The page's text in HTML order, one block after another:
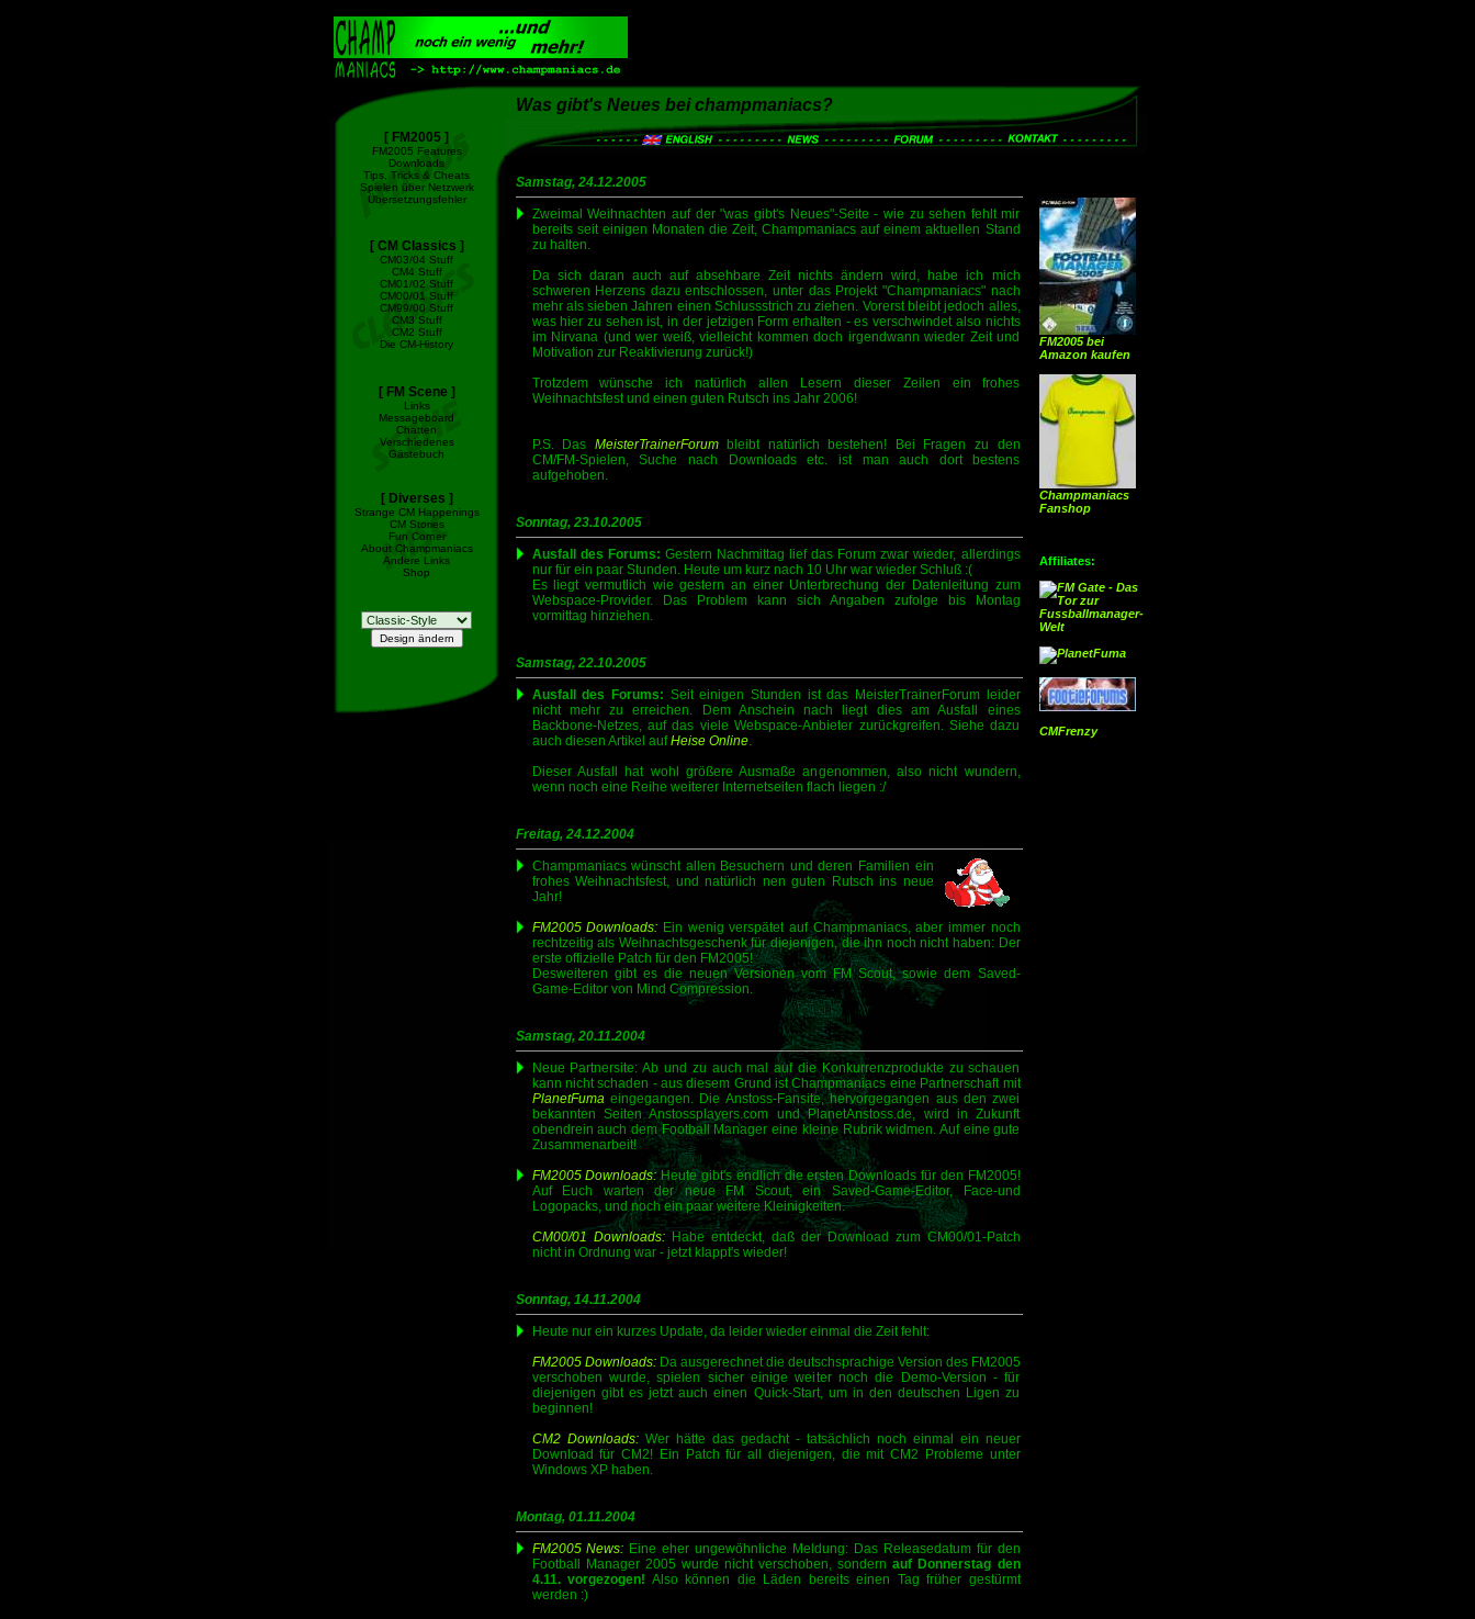
[ FM2005 ]
FM2005 Features
Downloads
Tips, Tricks & Cheats
Spielen über Netzwerk
Übersetzungsfehler
[ CM Classics ]
CM03/04 Stuff
CM4 Stuff
CM01/02 Stuff
CM00/01 Stuff
CM99/00 Stuff
CM3 Stuff
CM2 Stuff
Die CM-History
[ FM Scene ]
Links
Messageboard
Chatten
Verschiedenes
Gästebuch
[ Diverses ]
Strange CM Happenings
CM Stories
Fun Corner
About Champmaniacs
Andere Links
Shop
Was gibt's Neues bei champmaniacs?
Samstag, 24.12.2005
Zweimal Weihnachten auf der "was gibt's Neues"-Seite - wie zu sehen fehlt mir
bereits seit einigen Monaten die Zeit, Champmaniacs auf einem aktuellen Stand
zu halten.
Da sich daran auch auf absehbare Zeit nichts ändern wird, habe ich mich
schweren Herzens dazu entschlossen, unter das Projekt "Champmaniacs" nach
mehr als sieben Jahren einen Schlussstrich zu ziehen. Vorerst bleibt jedoch alles,
was hier zu sehen ist, in der jetzigen Form erhalten - es verschwindet also nichts
im Nirvana (und wer weiß, vielleicht kommen doch irgendwann wieder Zeit und
Motivation zur Reaktivierung zurück!)
Trotzdem wünsche ich natürlich allen Lesern dieser Zeilen ein frohes
Weihnachtsfest und einen guten Rutsch ins Jahr 2006!
P.S. Das MeisterTrainerForumbleibt natürlich bestehen! Bei Fragen zu den
CM/FM-Spielen, Suche nach Downloads etc. ist man auch dort bestens
aufgehoben.
Sonntag, 23.10.2005
Ausfall des Forums: Gestern Nachmittag lief das Forum zwar wieder, allerdings
nur für ein paar Stunden. Heute um kurz nach 10 Uhr war wieder Schluß :(
Es liegt vermutlich wie gestern an einer Unterbrechung der Datenleitung zum
Webspace-Provider. Das Problem kann sich Angaben zufolge bis Montag
vormittag hinziehen.
Samstag, 22.10.2005
Ausfall des Forums: Seit einigen Stunden ist das MeisterTrainerForum leider
nicht mehr zu erreichen. Dem Anschein nach liegt dies am Ausfall eines
Backbone-Netzes, auf das viele Webspace-Anbieter zurückgreifen. Siehe dazu
auch diesen Artikel aufHeise Online.
Dieser Ausfall hat wohl größere Ausmaße angenommen, also nicht wundern,
wenn noch eine Reihe weiterer Internetseiten flach liegen :/
Freitag, 24.12.2004
Champmaniacs wünscht allen Besuchern und deren Familien ein
frohes Weihnachtsfest, und natürlich nen guten Rutsch ins neue
Jahr!
FM2005 Downloads: Ein wenig verspätet auf Champmaniacs, aber immer noch
rechtzeitig als Weihnachtsgeschenk für diejenigen, die ihn noch nicht haben: Der
erste offizielle Patch für den FM2005!
Desweiteren gibt es die neuen Versionen vom FM Scout, sowie dem Saved-
Game-Editor von Mind Compression.
Samstag, 20.11.2004
Neue Partnersite: Ab und zu auch mal auf die Konkurrenzprodukte zu schauen
kann nicht schaden - aus diesem Grund ist Champmaniacs eine Partnerschaft mit
PlanetFumaeingegangen. Die Anstoss-Fansite, hervorgegangen aus den zwei
bekannten Seiten Anstossplayers.com und PlanetAnstoss.de, wird in Zukunft
obendrein auch dem Football Manager eine kleine Rubrik widmen. Auf eine gute
Zusammenarbeit!
FM2005 Downloads:Heute gibt's endlich die ersten Downloads für den FM2005!
Auf Euch warten der neue FM Scout, ein Saved-Game-Editor, Face-und
Logopacks, und noch ein paar weitere Kleinigkeiten.
CM00/01 Downloads:Habe entdeckt, daß der Download zum CM00/01-Patch
nicht in Ordnung war - jetzt klappt's wieder!
Sonntag, 14.11.2004
Heute nur ein kurzes Update, da leider wieder einmal die Zeit fehlt:
FM2005 Downloads:Da ausgerechnet die deutschsprachige Version des FM2005
verschoben wurde, spielen sicher einige weiter noch die Demo-Version - für
diejenigen gibt es jetzt auch einen Quick-Start, um in den deutschen Ligen zu
beginnen!
CM2 Downloads:Wer hätte das gedacht - tatsächlich noch einmal ein neuer
Download für CM2! Ein Patch für all diejenigen, die mit CM2 Probleme unter
Windows XP haben.
Montag, 01.11.2004
FM2005 News: Eine eher ungewöhnliche Meldung: Das Releasedatum für den
Football Manager 2005 wurde nicht verschoben, sondernauf Donnerstag den
4.11. vorgezogen! Also können die Läden bereits einen Tag früher gestürmt
werden :)
FM2005 bei
Amazon kaufen
Champmaniacs
Fanshop
Affiliates:
CMFrenzy